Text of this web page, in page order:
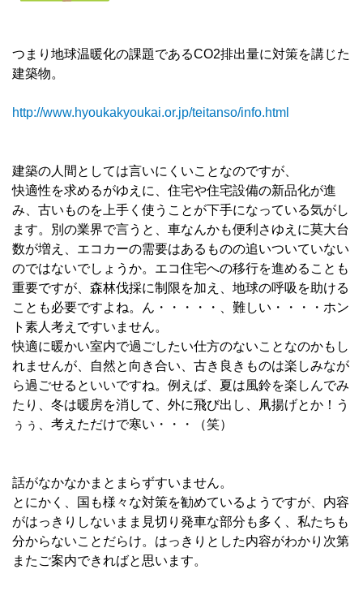
つまり地球温暖化の課題であるCO2排出量に対策を講じた
建築物。
http://www.hyoukakyoukai.or.jp/teitanso/info.html
建築の人間としては言いにくいことなのですが、
快適性を求めるがゆえに、住宅や住宅設備の新品化が進
み、古いものを上手く使うことが下手になっている気がし
ます。別の業界で言うと、車なんかも便利さゆえに莫大台
数が増え、エコカーの需要はあるものの追いついていない
のではないでしょうか。エコ住宅への移行を進めることも
重要ですが、森林伐採に制限を加え、地球の呼吸を助ける
ことも必要ですよね。ん・・・・・、難しい・・・・ホン
ト素人考えですいません。
快適に暖かい室内で過ごしたい仕方のないことなのかもし
れませんが、自然と向き合い、古き良きものは楽しみなが
ら過ごせるといいですね。例えば、夏は風鈴を楽しんでみ
たり、冬は暖房を消して、外に飛び出し、凧揚げとか！う
ぅぅ、考えただけで寒い・・・（笑）
話がなかなかまとまらずすいません。
とにかく、国も様々な対策を勧めているようですが、内容
がはっきりしないまま見切り発車な部分も多く、私たちも
分からないことだらけ。はっきりとした内容がわかり次第
またご案内できればと思います。